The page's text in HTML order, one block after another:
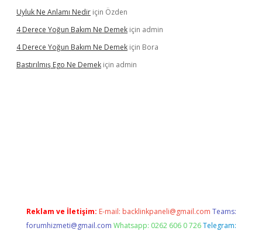
Uyluk Ne Anlamı Nedir için Özden
4 Derece Yoğun Bakım Ne Demek için admin
4 Derece Yoğun Bakım Ne Demek için Bora
Bastırılmış Ego Ne Demek için admin
Reklam ve İletişim: E-mail: backlinkpaneli@gmail.com Teams:
forumhizmeti@gmail.com Whatsapp: 0262 606 0 726 Telegram: